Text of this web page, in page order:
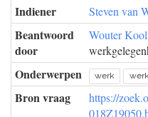
Indiener Steven van
Beantwoord
door
Wouter
Onderwerpen werk
Bron vraag
https://